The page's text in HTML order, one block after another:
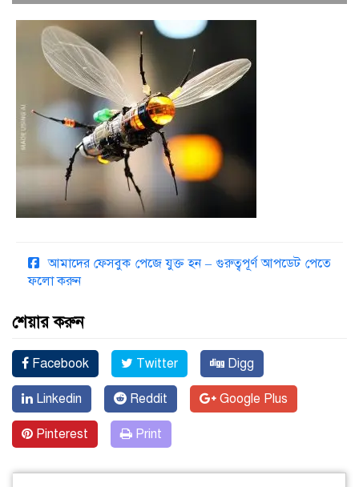
আমাদের ফেসবুক পেজে যুক্ত হন – গুরুত্বপূর্ণ আপডেট পেতে
ফলো করুন
শেয়ার করুন
Facebook Twitter Digg
Linkedin Reddit Google Plus
Pinterest Print